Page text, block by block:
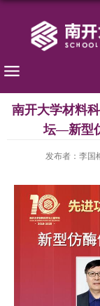
南开大学材料
坛—新型
发布者：李国